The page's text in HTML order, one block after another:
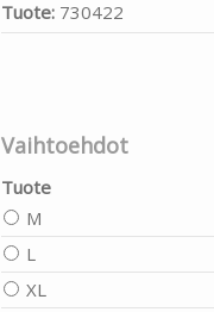
Tuote: 730422
Vaihtoehdot
Tuote
M
L
XL